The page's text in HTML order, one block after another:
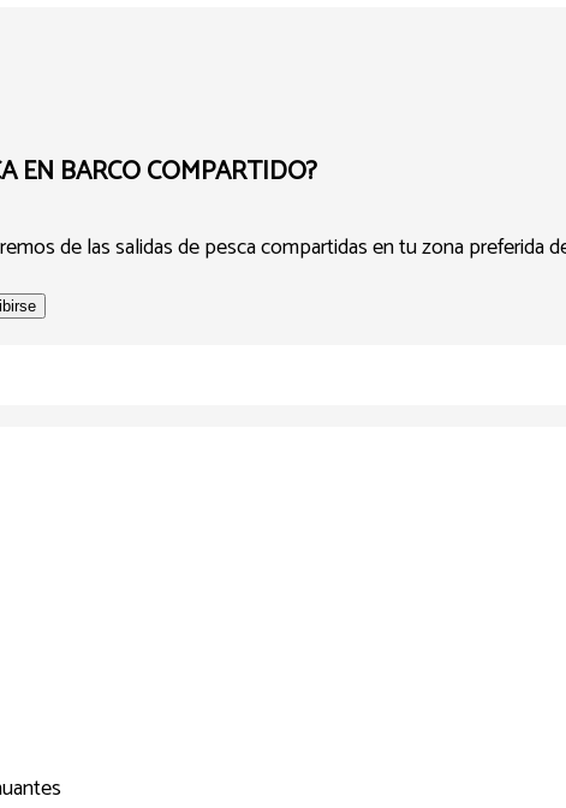
EN BARCO COMPARTIDO?
de las salidas de pesca compartidas en tu zona preferida